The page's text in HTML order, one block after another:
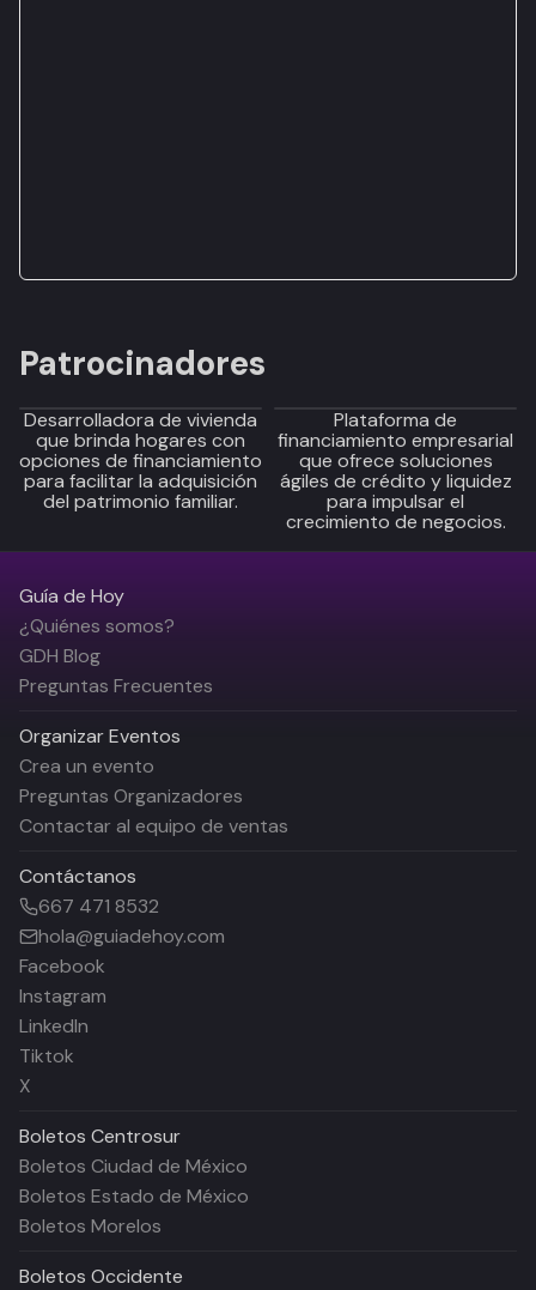
Patrocinadores
Desarrolladora de vivienda
que brinda hogares con
opciones de financiamiento
para facilitar la adquisición
del patrimonio familiar.
Plataforma de
financiamiento empresarial
que ofrece soluciones
ágiles de crédito y liquidez
para impulsar el
crecimiento de negocios.
Guía de Hoy
¿Quiénes somos?
GDH Blog
Preguntas Frecuentes
Organizar Eventos
Crea un evento
Preguntas Organizadores
Contactar al equipo de ventas
Contáctanos
667 471 8532
hola@guiadehoy.com
Facebook
Instagram
LinkedIn
Tiktok
X
Boletos Centrosur
Boletos Ciudad de México
Boletos Estado de México
Boletos Morelos
Boletos Occidente